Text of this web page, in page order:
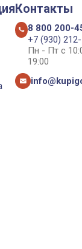
Контакты
8 800 200-
+7 (930)
Пн - Пт с
19:00